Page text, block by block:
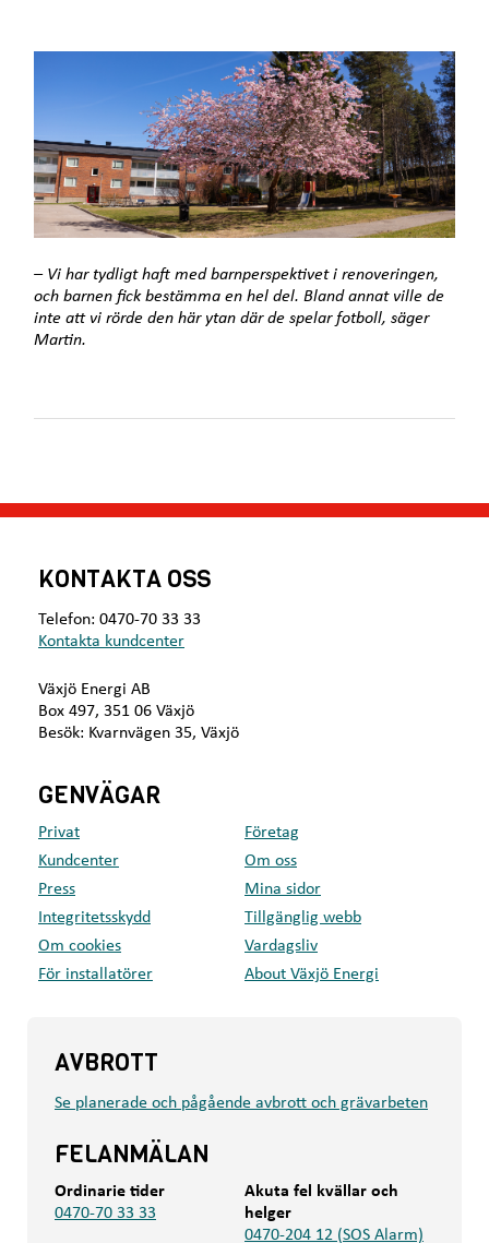
– Vi har tydligt haft med barnperspektivet i renoveringen,
och barnen fick bestämma en hel del. Bland annat ville de
inte att vi rörde den här ytan där de spelar fotboll, säger
Martin.
KONTAKTA OSS
Telefon: 0470-70 33 33
Kontakta kundcenter
Växjö Energi AB
Box 497, 351 06 Växjö
Besök: Kvarnvägen 35, Växjö
GENVÄGAR
Privat
Företag
Kundcenter
Om oss
Press
Mina sidor
Integritetsskydd
Tillgänglig webb
Om cookies
Vardagsliv
För installatörer
About Växjö Energi
AVBROTT
Se planerade och pågående avbrott och grävarbeten
FELANMÄLAN
Ordinarie tider
0470-70 33 33
Akuta fel kvällar och
helger
0470-204 12 (SOS Alarm)